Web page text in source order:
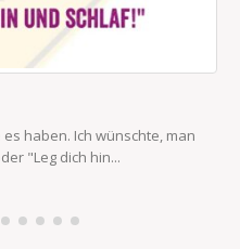
haben. Ich wünschte, man
"Leg dich hin...